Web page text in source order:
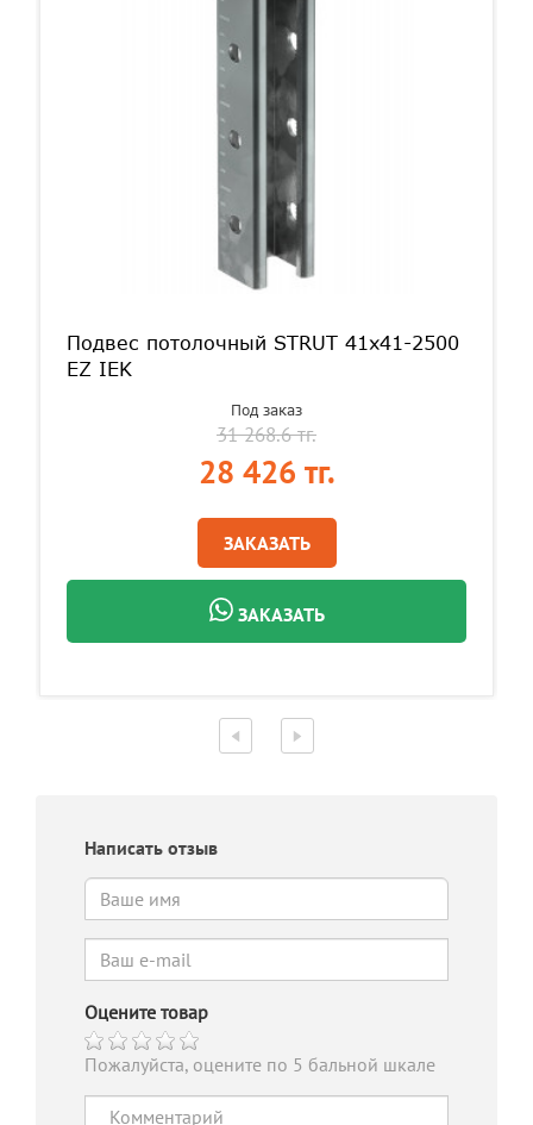
Подвес потолочный STRUT 41х41-2500
EZ IEK
Под заказ
31 268.6 тг.
28 426 тг.
ЗАКАЗАТЬ
ЗАКАЗАТЬ
Написать отзыв
Оцените товар
Пожалуйста, оцените по 5 бальной шкале